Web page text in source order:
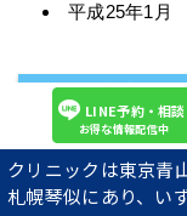
平成25年1月
当院では
カウン
一貫し
当院では元神賢太医
経験の浅いアルバイ
LINE予約・相談
お得な情報配信中
クリニックは東京青
札幌琴似にあり、い